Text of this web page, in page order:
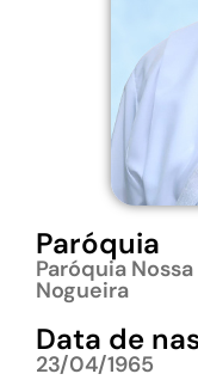
Paróquia
Paróquia
Nogueira
Data de
23/04/1965